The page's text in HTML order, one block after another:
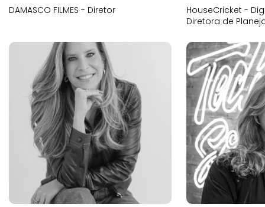
DAMASCO FILMES - Diretor
HouseCricket -
Diretora de